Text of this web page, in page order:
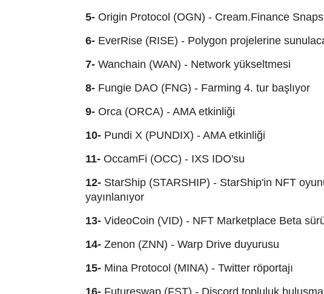
5-Origin Protocol (OGN) - Cream.Finance
6-EverRise (RISE) - Polygon projelerine
7-Wanchain (WAN) - Network yükseltmesi
8-Fungie DAO (FNG) - Farming 4. tur başlıyor
9-Orca (ORCA) - AMA etkinliği
10-Pundi X (PUNDIX) - AMA etkinliği
11-OccamFi (OCC) - IXS IDO'su
12-StarShip (STARSHIP) - StarShip'in NFT
yayınlanıyor
13-VideoCoin (VID) - NFT Marketplace Beta
14-Zenon (ZNN) - Warp Drive duyurusu
15-Mina Protocol (MINA) - Twitter röportajı
16-Futureswap (FST) - Discord topluluk